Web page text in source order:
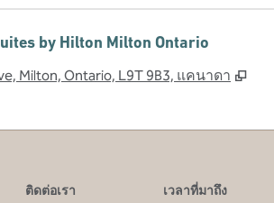
by Hilton Milton Ontario
Milton, Ontario, L9T 9B3, แคนาดา ,
ติดต่อเรา
เวลาที่มาถึง